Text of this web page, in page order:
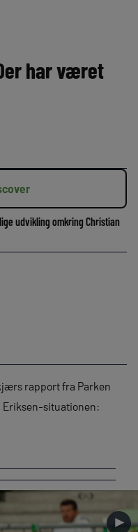
har været
udvikling omkring Christian
rapport fra Parken
Eriksen-situationen:
►